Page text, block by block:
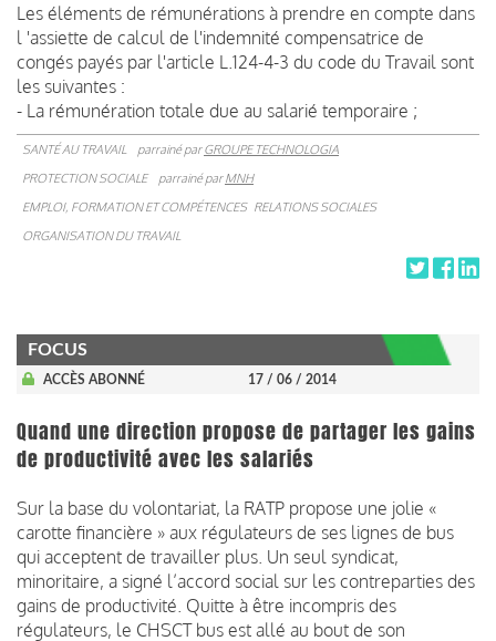
Les éléments de rémunérations à prendre en compte dans
l 'assiette de calcul de l'indemnité compensatrice de
congés payés par l'article L.124-4-3 du code du Travail sont
les suivantes :
- La rémunération totale due au salarié temporaire ;
SANTÉ AU TRAVAIL parrainé parGROUPE TECHNOLOGIA
PROTECTION SOCIALE
parrainé parMNH
EMPLOI, FORMATION ET COMPÉTENCES RELATIONS SOCIALES
ORGANISATION DU TRAVAIL
FOCUS
ACCÈS ABONNÉ 17 / 06 / 2014
Quand une direction propose de partager les gains
de productivité avec les salariés
Sur la base du volontariat, la RATP propose une jolie «
carotte financière » aux régulateurs de ses lignes de bus
qui acceptent de travailler plus. Un seul syndicat,
minoritaire, a signé l’accord social sur les contreparties des
gains de productivité. Quitte à être incompris des
régulateurs, le CHSCT bus est allé au bout de son